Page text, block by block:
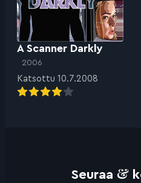
A Scanner Darkly
2006
Katsottu 10.7.2008
Seuraa &